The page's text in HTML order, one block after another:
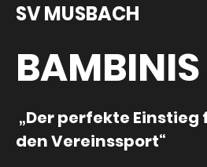
SV MUSBACH
„Der perfekte Einstieg
den Vereinssport“
BAMBINIS